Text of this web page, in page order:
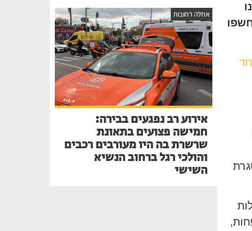
אימן במסגרת
אחלה רחובות
אירוע רב נפגעים בבירה:
חמישה פצועים בתאונת
שרשרת בה היו מעורבים רכבים
והולכי רגל ברחוב הנשיא
השישי